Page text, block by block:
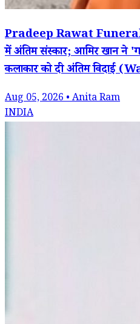
Pradeep Rawat Funeral:
में अंतिम संस्कार; आमिर खान
कलाकार को दी अंतिम विदाई
Aug 05, 2026 • Anita Ram
INDIA